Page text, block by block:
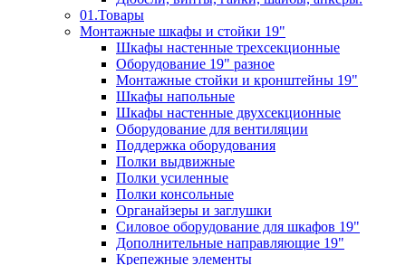
01.Товары
Монтажные шкафы и стойки 19"
Шкафы настенные трехсекционные
Оборудование 19" разное
Монтажные стойки и кронштейны 19"
Шкафы напольные
Шкафы настенные двухсекционные
Оборудование для вентиляции
Поддержка оборудования
Полки выдвижные
Полки усиленные
Полки консольные
Органайзеры и заглушки
Силовое оборудование для шкафов 19"
Дополнительные направляющие 19"
Крепежные элементы